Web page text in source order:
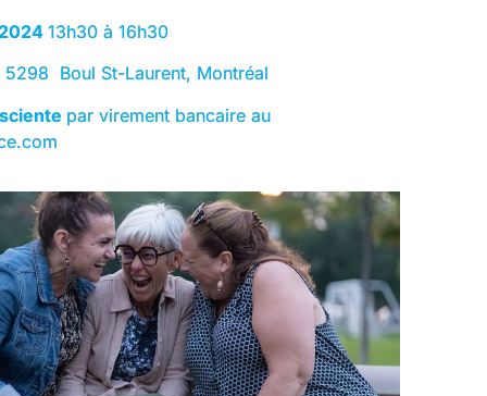
13h30 à 16h30
5298 Boul St-Laurent, Montréal
par virement bancaire au